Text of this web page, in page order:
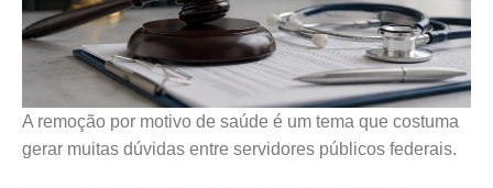
A remoção por motivo de saúde é um tema que costuma
gerar muitas dúvidas entre servidores públicos federais.